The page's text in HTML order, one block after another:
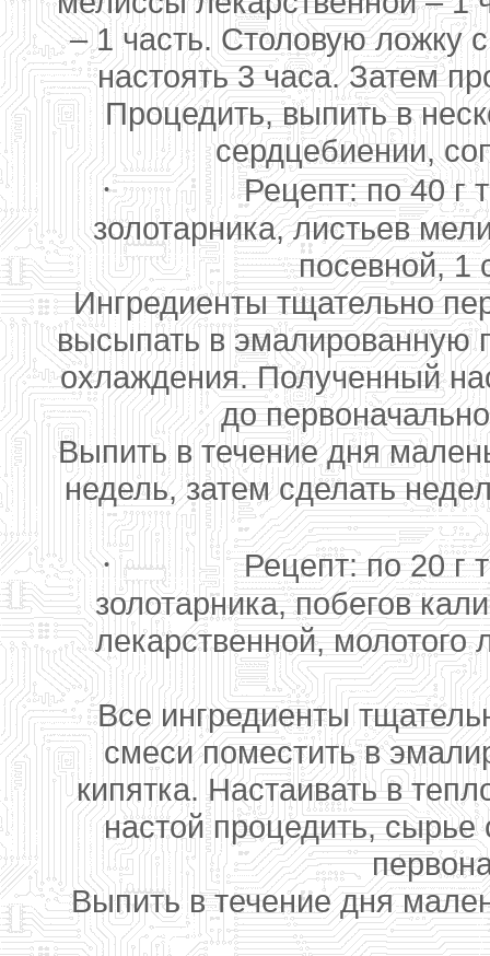
– 1 часть. Столовую ложку
настоять 3 часа. Затем
Процедить, выпить в
сердцебиении,
·
Рецепт: по 40 г
золотарника, листьев
посевной, 1
Ингредиенты тщательно
высыпать в эмалированную
охлаждения. Полученный
до
Выпить в течение дня
недель, затем сделать
·
Рецепт: по 20 г
золотарника, побегов
лекарственной, молотого
Все ингредиенты
смеси поместить в
кипятка. Настаивать в
настой процедить, сырье
Выпить в течение дня